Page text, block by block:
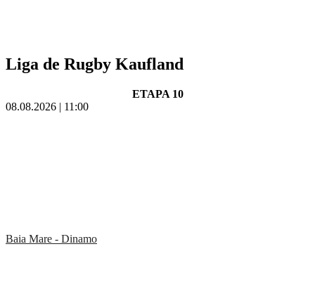
Liga de Rugby Kaufland
ETAPA 10
08.08.2026 | 11:00
Baia Mare - Dinamo